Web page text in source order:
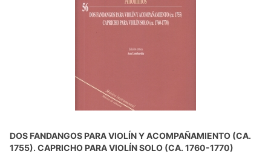
DOS FANDANGOS PARA VIOLÍN Y ACOMPAÑAMIENTO (CA.
1755). CAPRICHO PARA VIOLÍN SOLO (CA. 1760-1770)